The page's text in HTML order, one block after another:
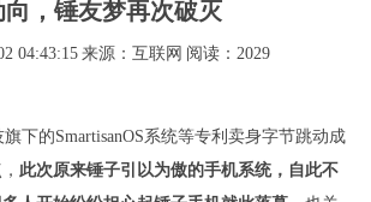
向，锤友梦再次破灭
04:43:15 来源：互联网 阅读：2029
下的SmartisanOS系统等专利卖身字节跳动成
此次原来锤子引以为傲的手机系统，自此不